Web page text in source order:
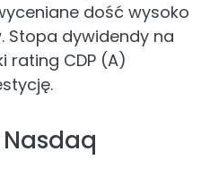
dość wysoko
Stopa dywidendy na
rating CDP (A)